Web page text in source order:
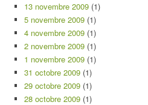
13 novembre 2009 (1)
5 novembre 2009 (1)
4 novembre 2009 (1)
2 novembre 2009 (1)
1 novembre 2009 (1)
31 octobre 2009 (1)
29 octobre 2009 (1)
28 octobre 2009 (1)